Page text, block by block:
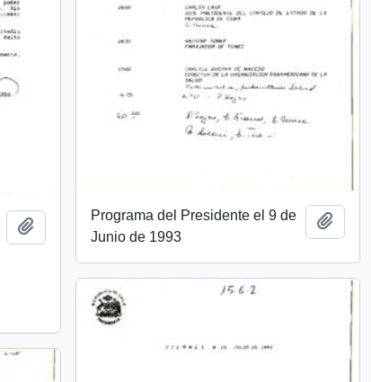
Añadir al portapapeles
Programa del Presidente el 9 de
Junio de 1993